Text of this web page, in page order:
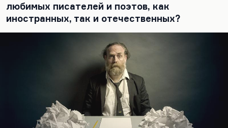
любимых писателей и поэтов, как
иностранных, так и отечественных?